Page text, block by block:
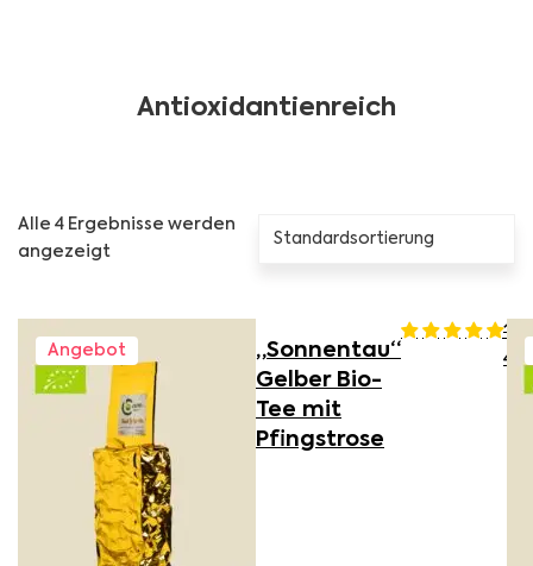
Antioxidantienreich
Alle 4 Ergebnisse werden
angezeigt
Angebot
„Sonnentau“
Gelber Bio-
Tee mit
Pfingstrose